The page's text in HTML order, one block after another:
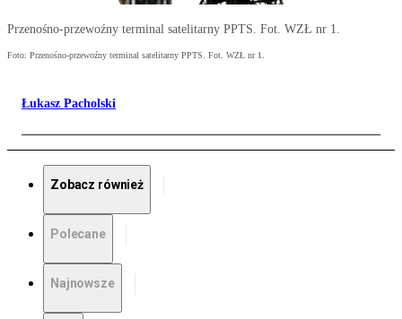
Przenośno-przewoźny terminal satelitarny PPTS. Fot. WZŁ nr 1.
Foto: Przenośno-przewoźny terminal satelitarny PPTS. Fot. WZŁ nr 1.
Łukasz Pacholski
Zobacz również
Polecane
Najnowsze